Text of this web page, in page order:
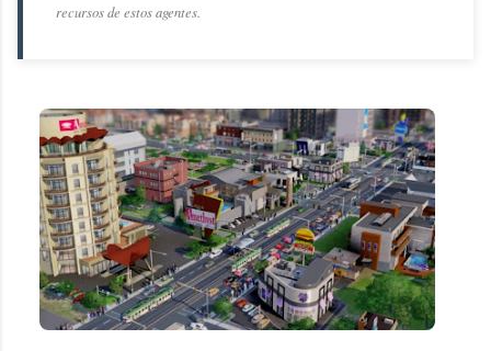
recursos de estos agentes.